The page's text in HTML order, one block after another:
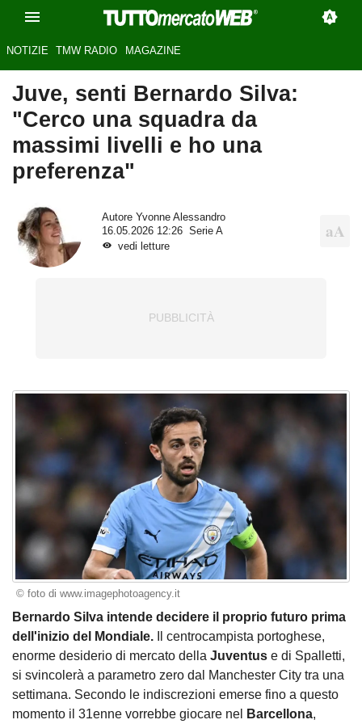
NOTIZIE TMW RADIO MAGAZINE
Juve, senti Bernardo Silva:
"Cerco una squadra da
massimi livelli e ho una
preferenza"
Autore Yvonne Alessandro
16.05.2026 12:26
Serie A
vedi letture
© foto di www.imagephotoagency.it
Bernardo Silva intende decidere il proprio futuro prima
dell'inizio del Mondiale. Il centrocampista portoghese,
enorme desiderio di mercato della Juventus e di Spalletti,
si svincolerà a parametro zero dal Manchester City tra una
settimana. Secondo le indiscrezioni emerse fino a questo
momento il 31enne vorrebbe giocare nel
Barcellona,